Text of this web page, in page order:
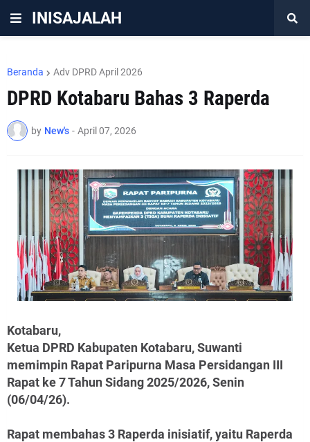
INISAJALAH
Beranda Adv DPRD April 2026
DPRD Kotabaru Bahas 3 Raperda
by New's - April 07, 2026
Kotabaru,
Ketua DPRD Kabupaten Kotabaru, Suwanti
memimpin Rapat Paripurna Masa Persidangan III
Rapat ke 7 Tahun Sidang 2025/2026, Senin
(06/04/26).
Rapat membahas 3 Raperda inisiatif, yaitu Raperda